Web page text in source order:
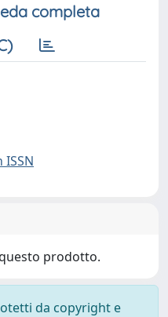
completa
prodotto.
da copyright e